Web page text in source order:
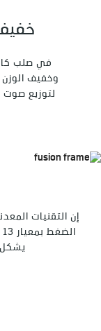
خفيف
وخفيف
لتوزيع صوت
إن التقنيات
يشكل